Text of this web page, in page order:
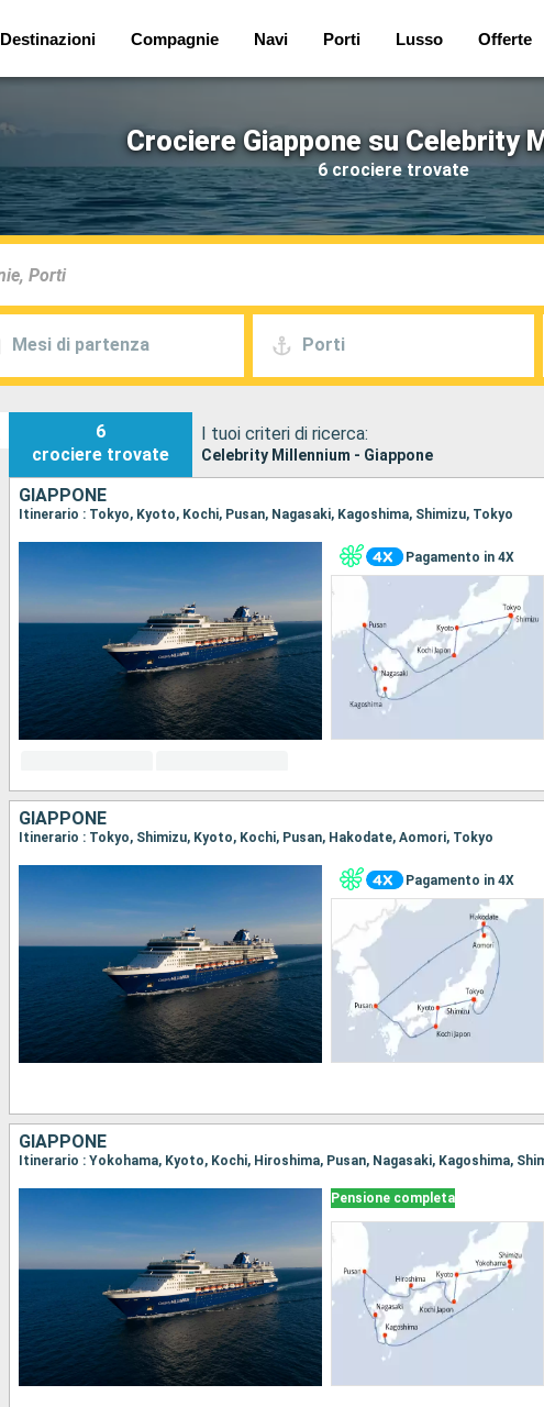
Destinazioni Compagnie Navi Porti Lusso Offerte
Crociere Giappone su Celebrity
6 crociere trovate
Mesi di partenza Porti
6
crociere trovate
I tuoi criteri di ricerca:
Celebrity Millennium - Giappone
GIAPPONE
Itinerario : Tokyo, Kyoto, Kochi, Pusan, Nagasaki, Kagoshima, Shimizu, Tokyo
Pagamento in 4X
GIAPPONE
Itinerario : Tokyo, Shimizu, Kyoto, Kochi, Pusan, Hakodate, Aomori, Tokyo
Pagamento in 4X
GIAPPONE
Itinerario : Yokohama, Kyoto, Kochi, Hiroshima, Pusan, Nagasaki, Kagoshima,
Pensione completa